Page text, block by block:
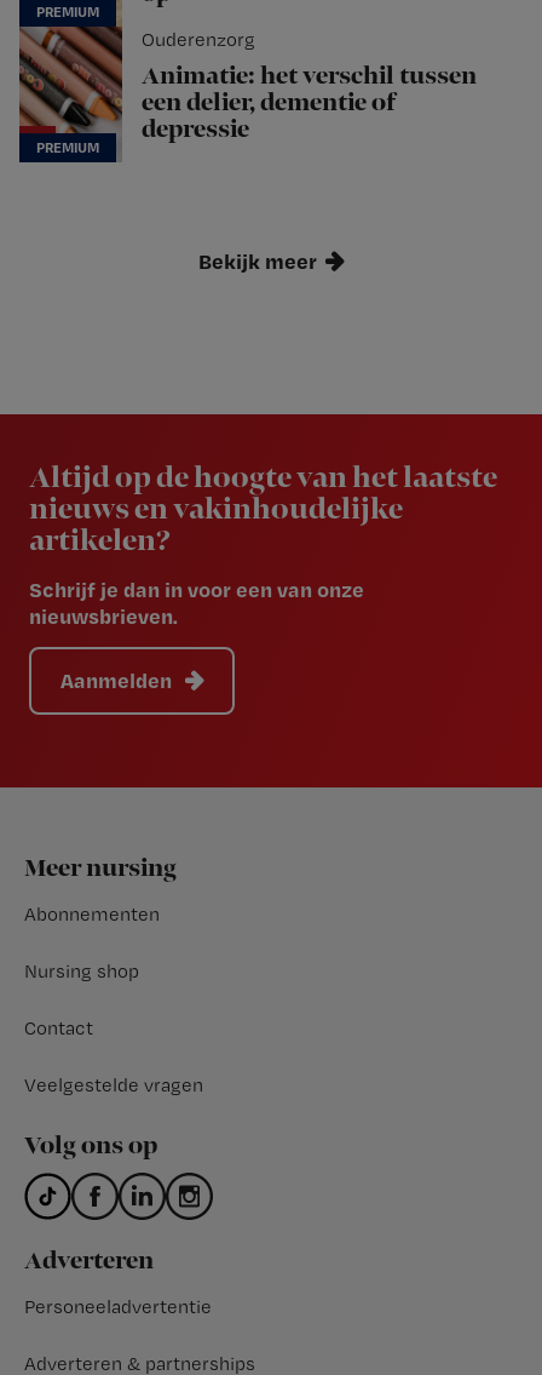
Ouderenzorg
Animatie: het verschil tussen
een delier, dementie of
depressie
Bekijk meer
Altijd op de hoogte van het laatste
nieuws en vakinhoudelijke
artikelen?
Schrijf je dan in voor een van onze
nieuwsbrieven.
Aanmelden
Footer
Meer nursing
Abonnementen
Nursing shop
Contact
Veelgestelde vragen
Volg ons op
Adverteren
Personeeladvertentie
Adverteren & partnerships